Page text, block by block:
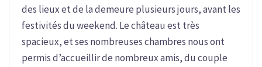
des lieux et de la demeure plusieurs jours, avant les
festivités du weekend. Le château est très
spacieux, et ses nombreuses chambres nous ont
permis d’accueillir de nombreux amis, du couple